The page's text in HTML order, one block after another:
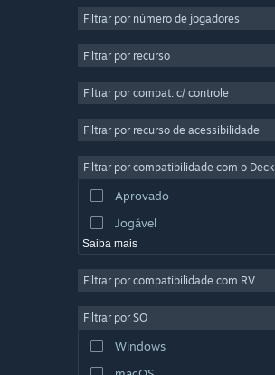
Casual
Simulação
Produção de Vídeo
Edição de Fotos
Filtrar por número de jogadores
Filtrar por recurso
Filtrar por compat. c/ controle
Filtrar por recurso de acessibilidade
Filtrar por compatibilidade com o Deck
Aprovado
Jogável
Saiba mais
Filtrar por compatibilidade com RV
Filtrar por SO
Windows